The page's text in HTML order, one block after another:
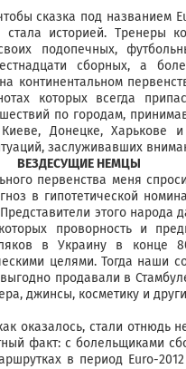
сказка под названием
историей. Тренеры
подопечных,
сборных, а
континентальном
которых всегда
по городам,
Донецке, Харькове
заслуживавших
ВЕЗДЕСУЩИЕ НЕМЦЫ
первенства меня
в гипотетической
этого народа
проворность и
в Украину в конце
целями. Тогда наши
продавали в
джинсы, косметику и
оказалось, стали отнюдь
факт: с болельщиками
в период Euro-